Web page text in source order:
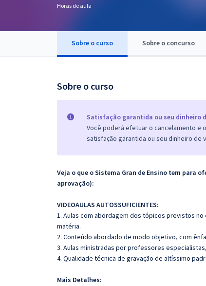
OAB
Questões grátis
Conteúdo gratuito
Horas de aula
Sobre o curso Sobre o concurso
Sobre o curso
Satisfação garantida ou seu dinheiro
Você poderá efetuar o cancelamento e
satisfação garantida ou seu dinheiro de
Veja o que o Sistema Gran de Ensino tem para
aprovação):
VIDEOAULAS AUTOSSUFICIENTES:
1. Aulas com abordagem dos tópicos previstos
matéria.
2. Conteúdo abordado de modo objetivo, com
3. Aulas ministradas por professores
4. Qualidade técnica de gravação de altíssimo
Mais Detalhes: